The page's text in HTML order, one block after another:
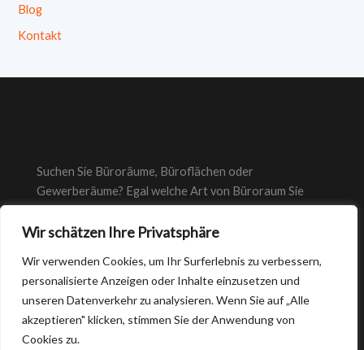
Wir schätzen Ihre Privatsphäre
Wir verwenden Cookies, um Ihr Surferlebnis zu verbessern,
personalisierte Anzeigen oder Inhalte einzusetzen und
unseren Datenverkehr zu analysieren. Wenn Sie auf „Alle
akzeptieren" klicken, stimmen Sie der Anwendung von
Cookies zu.
Blog
Kontakt
Suchen Sie Büroräume, Büroflächen oder
Gewerberäume? Egal welche Art von Büroraum Sie
richtige Büro.
Copyright © 2026 Suche-büroräume.de